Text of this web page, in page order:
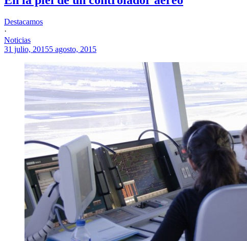
Destacamos
·
Noticias
31 julio, 20155 agosto, 2015